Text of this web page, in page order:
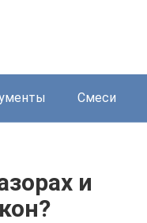
Смеси
и